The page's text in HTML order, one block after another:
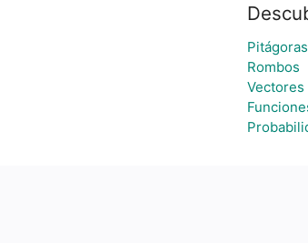
Rombos
Vectores